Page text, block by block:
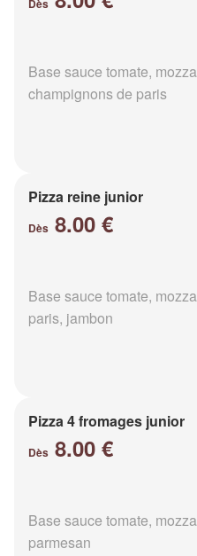
Dès
Base sauce tomate,
champignons de paris
Pizza reine junior
Dès 8.00 €
Base sauce tomate,
paris, jambon
Pizza 4 fromages junior
Dès 8.00 €
Base sauce tomate,
parmesan